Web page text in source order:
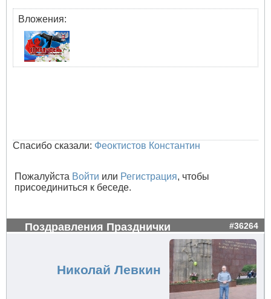
Вложения:
Спасибо сказали: Феоктистов Константин
Пожалуйста Войти или Регистрация, чтобы
присоединиться к беседе.
Поздравления Празднички #36264
Николай Левкин